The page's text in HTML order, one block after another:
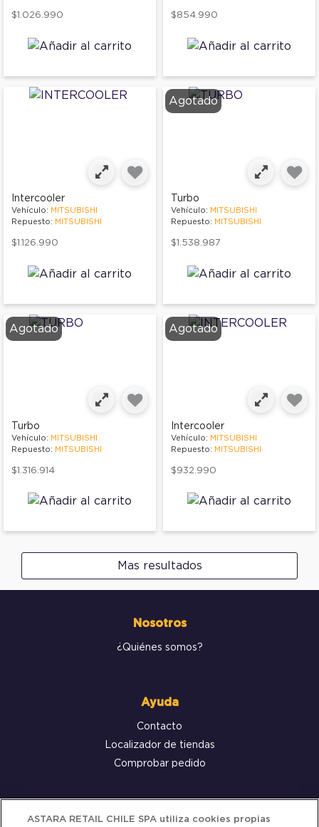
$1.026.990 $854.990
Intercooler
Vehículo: MITSUBISHI
Repuesto: MITSUBISHI
$1.126.990
Agotado
Turbo
Vehículo: MITSUBISHI
Repuesto: MITSUBISHI
$1.538.987
Agotado
Turbo
Vehículo: MITSUBISHI
Repuesto: MITSUBISHI
$1.316.914
Agotado
Intercooler
Vehículo: MITSUBISHI
Repuesto: MITSUBISHI
$932.990
Mas resultados
Nosotros
¿Quiénes somos?
Ayuda
Contacto
Localizador de tiendas
Comprobar pedido
Servicio al cliente
ASTARA RETAIL CHILE SPA utiliza cookies propias